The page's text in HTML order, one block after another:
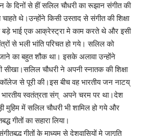
के दिनों से हीं सलिल चौधरी का रूझान संगीत की
थे।उन्होंने किसी उस्ताद से संगीत की शिक्षा
बड़े भाई एक आक्रेस्ट्रा मे काम करते थे और इसी
से भली भांति परिचत हो गये। सलिल को
का बहुत शौक था। इसके अलावा उन्होंने
सीखा।सलिल चौधरी ने अपनी स्नातक की शिक्षा
से पूरी की।इस बीच वह भारतीय जन नाटय्
स्वतंत्रता संग् अपने चरम पर था।देश
मुहिम में सलिल चौधरी भी शामिल हो गये और
गीतों का सहारा लिया।
गीतों के माध्यम से देशवासियों मे जागृति